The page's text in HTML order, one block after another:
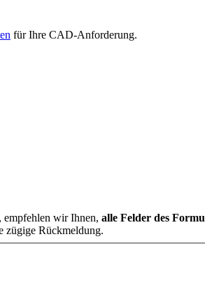
für Ihre CAD-Anforderung.
empfehlen wir Ihnen, alle Felder des
zügige Rückmeldung.